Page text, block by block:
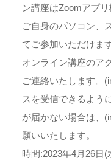
ン講座はZoomアプ
ご自身のパソコン、
てご参加いただけます
オンライン講座のア
ご連絡いたします。
スを受信できるよう
が届かない場合は、
願いいたします。
時間:2023年4月26